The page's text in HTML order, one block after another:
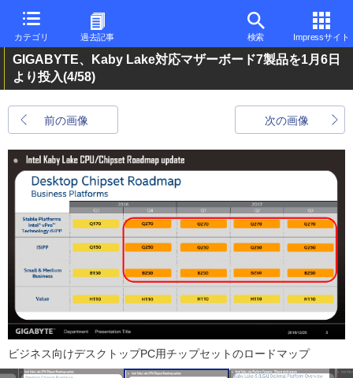
カテゴリ 過去記事 検索 Impressサイト
GIGABYTE、Kaby Lake対応マザーボード7製品を1月6日
より投入(4/58)
前の画像 次の画像
ビジネス向けデスクトップPC用チップセットのロードマップ